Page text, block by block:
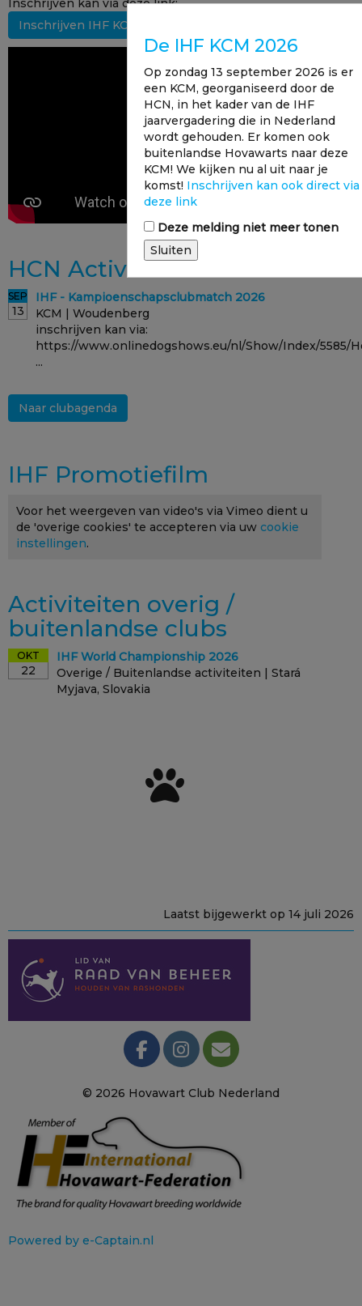
De IHF KCM 2026
Op zondag 13 september 2026 is er
een KCM, georganiseerd door de
HCN, in het kader van de IHF
jaarvergadering die in Nederland
wordt gehouden. Er komen ook
buitenlandse Hovawarts naar deze
KCM! We kijken nu al uit naar je
komst! Inschrijven kan ook direct via
deze link
Deze melding niet meer tonen
Sluiten
Inschrijven kan via deze link:
Inschrijven IHF KCM
HCN Activiteiten
SEP
13
IHF - Kampioenschapsclubmatch 2026
KCM | Woudenberg
inschrijven kan via:
https://www.onlinedogshows.eu/nl/Show/Index/5585/
...
Naar clubagenda
IHF Promotiefilm
Voor het weergeven van video's via Vimeo dient u
de 'overige cookies' te accepteren via uw cookie
instellingen.
Activiteiten overig /
buitenlandse clubs
OKT
22
IHF World Championship 2026
Overige / Buitenlandse activiteiten | Stará
Myjava, Slovakia
Laatst bijgewerkt op 14 juli 2026
© 2026 Hovawart Club Nederland
Powered by e-Captain.nl